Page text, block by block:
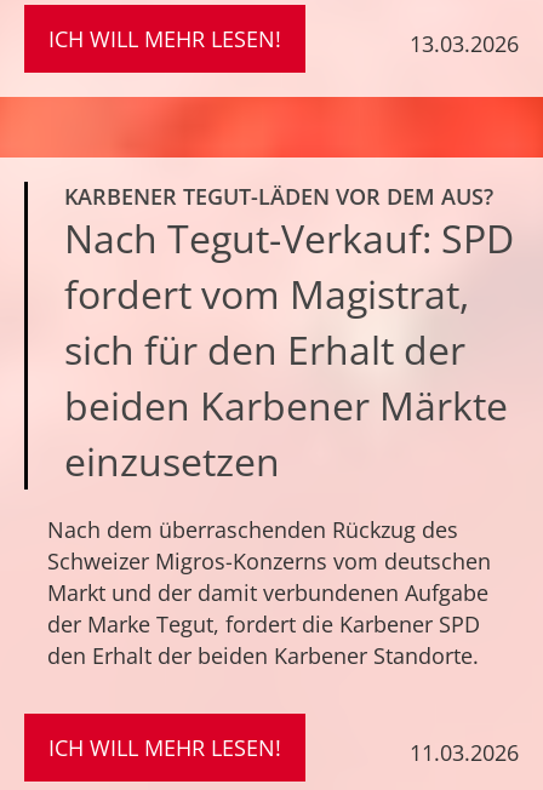
13.03.2026
ICH WILL MEHR LESEN!
KARBENER TEGUT-LÄDEN VOR DEM AUS?
Nach Tegut-Verkauf: SPD
fordert vom Magistrat,
sich für den Erhalt der
beiden Karbener Märkte
einzusetzen
Nach dem überraschenden Rückzug des
Schweizer Migros-Konzerns vom deutschen
Markt und der damit verbundenen Aufgabe
der Marke Tegut, fordert die Karbener SPD
den Erhalt der beiden Karbener Standorte.
11.03.2026
ICH WILL MEHR LESEN!